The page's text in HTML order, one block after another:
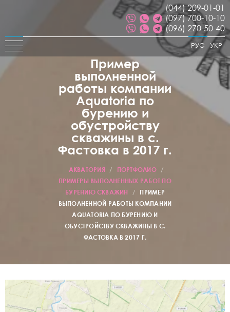
(044) 209-01-01
(097) 700-10-10
(096) 270-50-40
УКР
РУС
Пример
выполненной
работы компании
Aquatoria по
бурению и
обустройству
скважины в с.
Фастовка в 2017 г.
АКВАТОРИЯ / ПОРТФОЛИО
/
ПРИМЕРЫ ВЫПОЛНЕННЫХ РАБОТ ПО
БУРЕНИЮ СКВАЖИН
/
ПРИМЕР
ВЫПОЛНЕННОЙ РАБОТЫ КОМПАНИИ
AQUATORIA ПО БУРЕНИЮ И
ОБУСТРОЙСТВУ СКВАЖИНЫ В С.
ФАСТОВКА В 2017 Г.